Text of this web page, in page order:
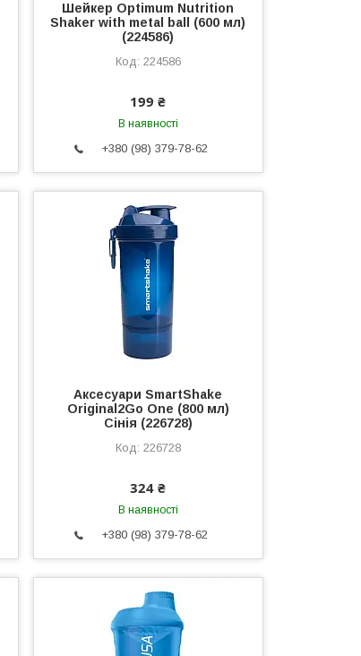
Шейкер Optimum Nutrition
Shaker with metal ball (600 мл)
(224586)
224586
199 ₴
В наявності
+380 (98) 379-78-62
Аксесуари SmartShake
Original2Go One (800 мл)
Сінія (226728)
226728
324 ₴
В наявності
+380 (98) 379-78-62